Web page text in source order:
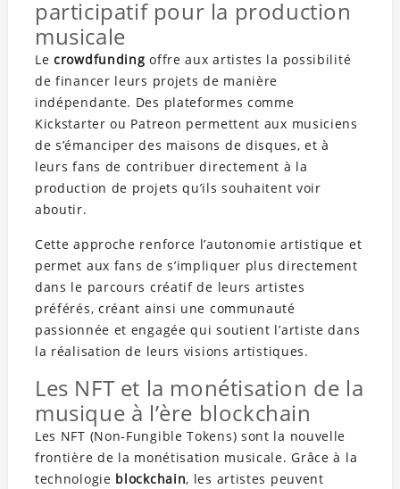
participatif pour la production
musicale
Lecrowdfunding offre aux artistes la possibilité
de financer leurs projets de manière
indépendante. Des plateformes comme
Kickstarter ou Patreon permettent aux musiciens
de s’émanciper des maisons de disques, et à
leurs fans de contribuer directement à la
production de projets qu’ils souhaitent voir
aboutir.
Cette approche renforce l’autonomie artistique et
permet aux fans de s’impliquer plus directement
dans le parcours créatif de leurs artistes
préférés, créant ainsi une communauté
passionnée et engagée qui soutient l’artiste dans
la réalisation de leurs visions artistiques.
Les NFT et la monétisation de la
musique à l’ère blockchain
Les NFT (Non-Fungible Tokens) sont la nouvelle
frontière de la monétisation musicale. Grâce à la
technologie blockchain, les artistes peuvent